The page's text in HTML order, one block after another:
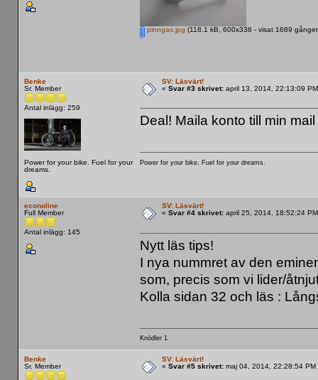
pinngas.jpg (118.1 kB, 600x338 - visat 1689
Benke
Sr. Member
Antal inlägg: 259
Power for your bike. Fuel for your
dreams.
SV: Läsvärt!
« Svar #3 skrivet:april 13, 2014, 22:13:09
Deal! Maila konto till min mail
Power for your bike. Fuel for your dreams.
econoline
Full Member
Antal inlägg: 145
SV: Läsvärt!
« Svar #4 skrivet:april 25, 2014, 18:52:24
Nytt läs tips!
I nya nummret av den
som, precis som vi lider/
Kolla sidan 32 och läs :
Knödler 1
Benke
Sr. Member
SV: Läsvärt!
« Svar #5 skrivet:maj 04, 2014, 22:28:54 PM